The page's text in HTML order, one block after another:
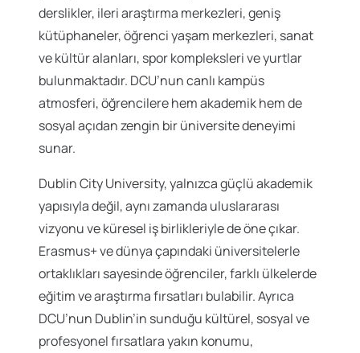
derslikler, ileri araştırma merkezleri, geniş
kütüphaneler, öğrenci yaşam merkezleri, sanat
ve kültür alanları, spor kompleksleri ve yurtlar
bulunmaktadır. DCU’nun canlı kampüs
atmosferi, öğrencilere hem akademik hem de
sosyal açıdan zengin bir üniversite deneyimi
sunar.
Dublin City University, yalnızca güçlü akademik
yapısıyla değil, aynı zamanda uluslararası
vizyonu ve küresel iş birlikleriyle de öne çıkar.
Erasmus+ ve dünya çapındaki üniversitelerle
ortaklıkları sayesinde öğrenciler, farklı ülkelerde
eğitim ve araştırma fırsatları bulabilir. Ayrıca
DCU’nun Dublin’in sunduğu kültürel, sosyal ve
profesyonel fırsatlara yakın konumu,